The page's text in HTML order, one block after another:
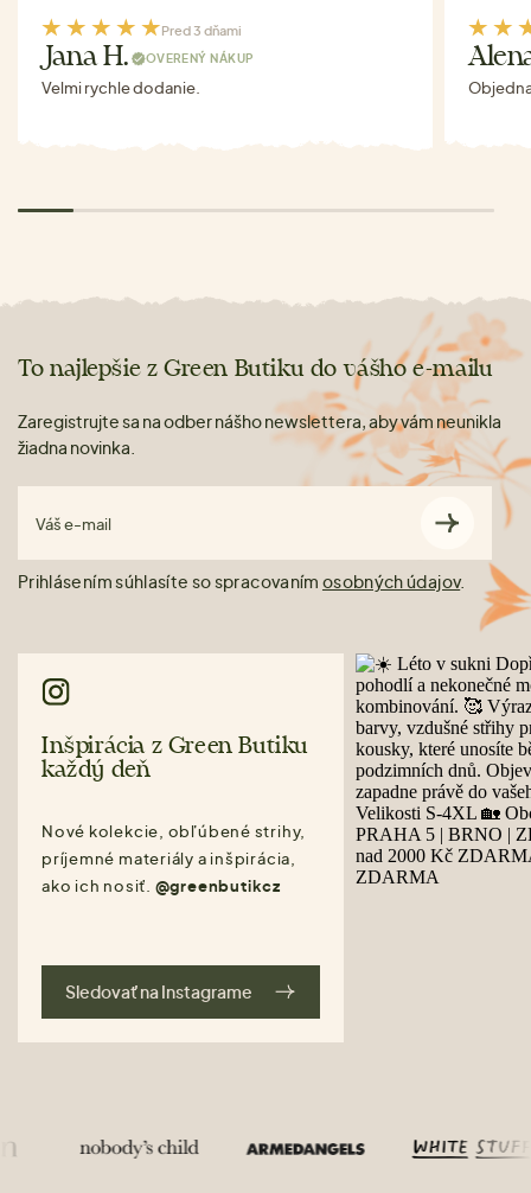
Pred 3 dňami
Jana H. OVERENÝ NÁKUP
Velmi rychle dodanie.
To najlepšie z Green Butiku do vášho e-mailu
Zaregistrujte sa na odber nášho newslettera, aby vám neunikla
žiadna novinka.
Váš e-mail
Prihlásením súhlasíte so spracovaním osobných údajov.
Inšpirácia z Green Butiku
každý deň
Nové kolekcie, obľúbené strihy,
príjemné materiály a inšpirácia,
ako ich nosiť. @greenbutikcz
Sledovať na Instagrame